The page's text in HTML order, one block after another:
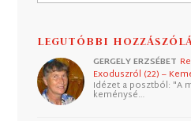
LEGUTÓBBI
GERGELY ERZSÉBET
Exoduszról (22) –
Idézet a posztból: "A
keménysé…